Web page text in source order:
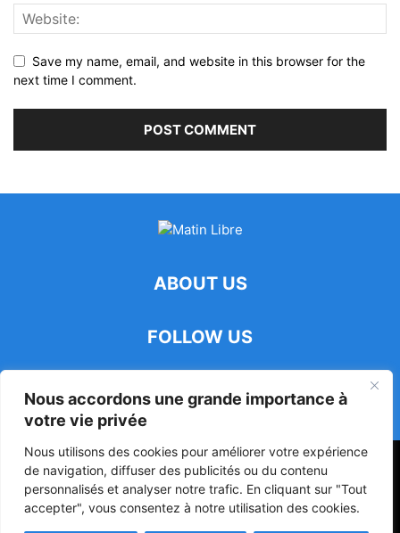
Nous accordons une grande importance à
votre vie privée
Nous utilisons des cookies pour améliorer votre expérience
de navigation, diffuser des publicités ou du contenu
personnalisés et analyser notre trafic. En cliquant sur "Tout
accepter", vous consentez à notre utilisation des cookies.
Save my name, email, and website in this browser for the
next time I comment.
ABOUT US
FOLLOW US
47ᵉ Assemblée Mondiale sur la Protection de la Vie Privée: Me
Luciano Hounkponou représente le Bénin à Séoul